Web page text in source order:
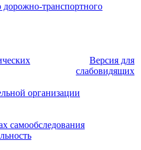
дорожно-транспортного
Версия для
слабовидящих
организации
самообследования